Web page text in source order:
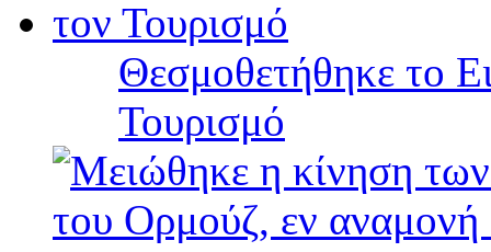
Θεσμοθετήθηκε το
Τουρισμό